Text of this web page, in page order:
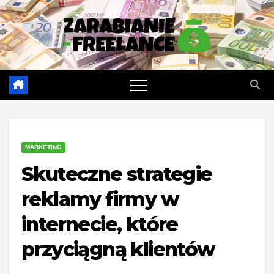
Skip
to
content
MARKETING
Skuteczne strategie
reklamy firmy w
internecie, które
przyciągną klientów